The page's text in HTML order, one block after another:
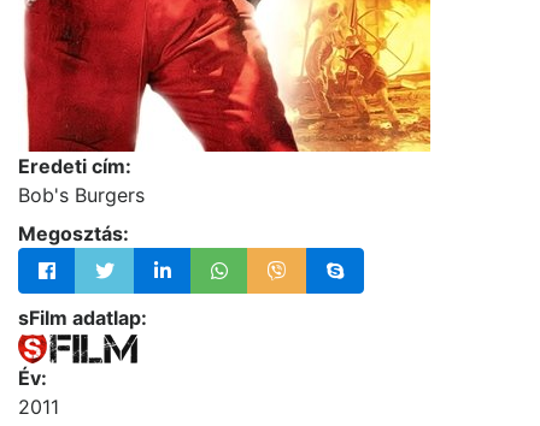
Eredeti cím:
Bob's Burgers
Megosztás:
sFilm adatlap:
Év:
2011